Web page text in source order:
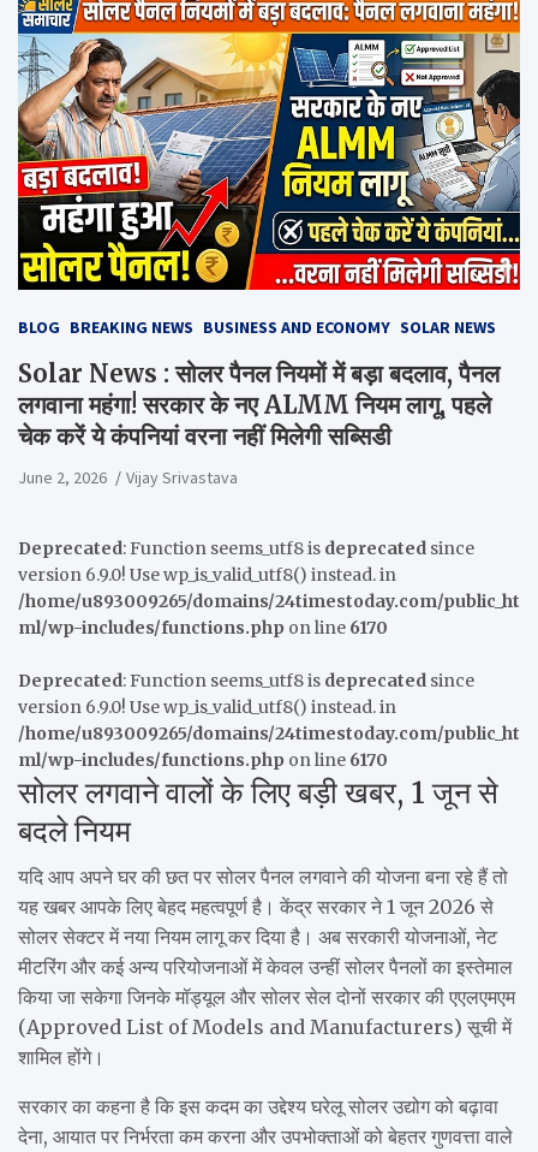
BLOG BREAKING NEWS BUSINESS AND ECONOMY SOLAR NEWS
Solar News : सोलर पैनल नियमों में बड़ा बदलाव, पैनल
लगवाना महंगा! सरकार के नए ALMM नियम लागू, पहले
चेक करें ये कंपनियां वरना नहीं मिलेगी सब्सिडी
June 2, 2026 Vijay Srivastava
Deprecated: Function seems_utf8 is deprecated since
version 6.9.0! Use wp_is_valid_utf8() instead. in
/home/u893009265/domains/24timestoday.com/public_ht
ml/wp-includes/functions.php on line 6170
Deprecated: Function seems_utf8 is deprecated since
version 6.9.0! Use wp_is_valid_utf8() instead. in
/home/u893009265/domains/24timestoday.com/public_ht
ml/wp-includes/functions.php on line 6170
सोलर लगवाने वालों के लिए बड़ी खबर, 1 जून से
बदले नियम
यदि आप अपने घर की छत पर सोलर पैनल लगवाने की योजना बना रहे हैं तो
यह खबर आपके लिए बेहद महत्वपूर्ण है। केंद्र सरकार ने 1 जून 2026 से
सोलर सेक्टर में नया नियम लागू कर दिया है। अब सरकारी योजनाओं, नेट
मीटरिंग और कई अन्य परियोजनाओं में केवल उन्हीं सोलर पैनलों का इस्तेमाल
किया जा सकेगा जिनके मॉड्यूल और सोलर सेल दोनों सरकार की एएलएमएम
(Approved List of Models and Manufacturers) सूची में
शामिल होंगे।
सरकार का कहना है कि इस कदम का उद्देश्य घरेलू सोलर उद्योग को बढ़ावा
देना, आयात पर निर्भरता कम करना और उपभोक्ताओं को बेहतर गुणवत्ता वाले